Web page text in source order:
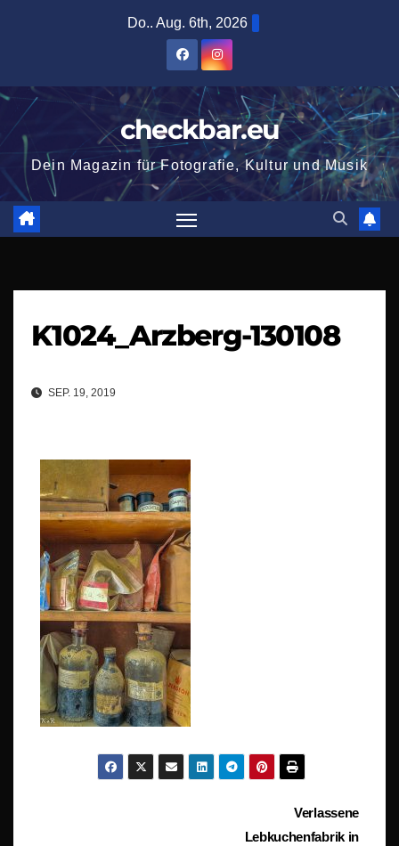
Do.. Aug. 6th, 2026
checkbar.eu
Dein Magazin für Fotografie, Kultur und Musik
K1024_Arzberg-130108
SEP. 19, 2019
BeitragsnavigationVerlassene
Lebkuchenfabrik in